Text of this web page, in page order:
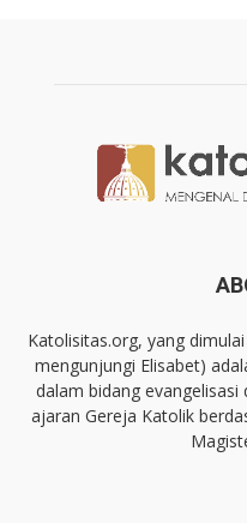
Katolisitas.org, yang
mengunjungi Elisabet)
dalam bidang
ajaran Gereja Katolik